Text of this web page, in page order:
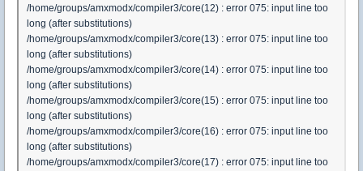
/home/groups/amxmodx/compiler3/core(12) : error 075: input line too
long (after substitutions)
/home/groups/amxmodx/compiler3/core(13) : error 075: input line too
long (after substitutions)
/home/groups/amxmodx/compiler3/core(14) : error 075: input line too
long (after substitutions)
/home/groups/amxmodx/compiler3/core(15) : error 075: input line too
long (after substitutions)
/home/groups/amxmodx/compiler3/core(16) : error 075: input line too
long (after substitutions)
/home/groups/amxmodx/compiler3/core(17) : error 075: input line too